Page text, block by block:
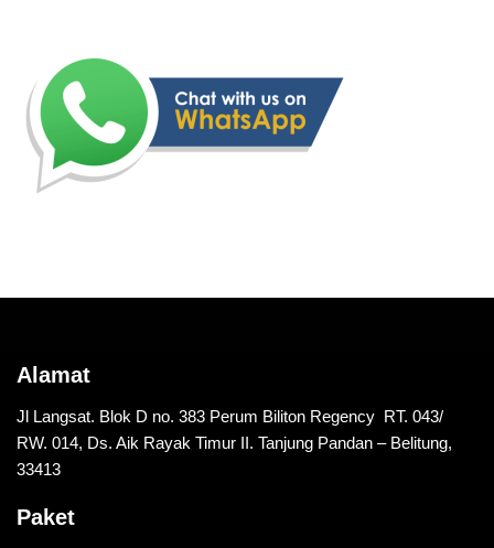
Alamat
Jl Langsat. Blok D no. 383 Perum Biliton Regency RT. 043/
RW. 014, Ds. Aik Rayak Timur II. Tanjung Pandan – Belitung,
33413
Paket